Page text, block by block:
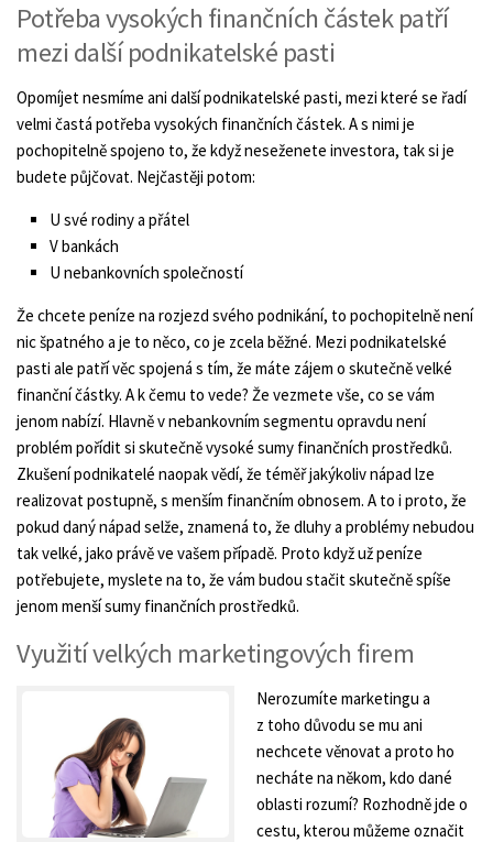
Potřeba vysokých finančních částek patří
mezi další podnikatelské pasti
Opomíjet nesmíme ani další podnikatelské pasti, mezi které se řadí
velmi častá potřeba vysokých finančních částek. A s nimi je
pochopitelně spojeno to, že když neseženete investora, tak si je
budete půjčovat. Nejčastěji potom:
U své rodiny a přátel
V bankách
U nebankovních společností
Že chcete peníze na rozjezd svého podnikání, to pochopitelně není
nic špatného a je to něco, co je zcela běžné. Mezi podnikatelské
pasti ale patří věc spojená s tím, že máte zájem o skutečně velké
finanční částky. A k čemu to vede? Že vezmete vše, co se vám
jenom nabízí. Hlavně v nebankovním segmentu opravdu není
problém pořídit si skutečně vysoké sumy finančních prostředků.
Zkušení podnikatelé naopak vědí, že téměř jakýkoliv nápad lze
realizovat postupně, s menším finančním obnosem. A to i proto, že
pokud daný nápad selže, znamená to, že dluhy a problémy nebudou
tak velké, jako právě ve vašem případě. Proto když už peníze
potřebujete, myslete na to, že vám budou stačit skutečně spíše
jenom menší sumy finančních prostředků.
Využití velkých marketingových firem
Nerozumíte marketingu a
z toho důvodu se mu ani
nechcete věnovat a proto ho
necháte na někom, kdo dané
oblasti rozumí? Rozhodně jde o
cestu, kterou můžeme označit